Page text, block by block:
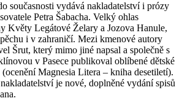
současnosti vydává nakladatelství i prózy
Petra Šabacha. Velký ohlas
Květy Legátové Želary a Jozova Hanule,
i v zahraničí. Mezi kmenové autory
Šrut, který mimo jiné napsal a společně s
v Pasece publikoval oblíbené dětské
Magnesia Litera – kniha desetiletí).
je nové, doplněné vydání spisů